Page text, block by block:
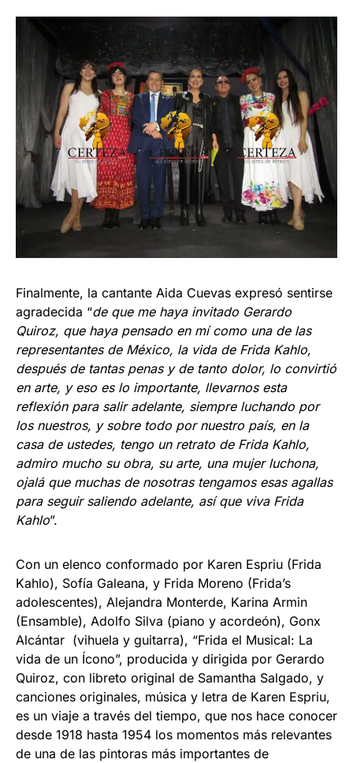
Finalmente, la cantante Aida Cuevas expresó sentirse
agradecida “de que me haya invitado Gerardo
Quiroz, que haya pensado en mí como una de las
representantes de México, la vida de Frida Kahlo,
después de tantas penas y de tanto dolor, lo convirtió
en arte, y eso es lo importante, llevarnos esta
reflexión para salir adelante, siempre luchando por
los nuestros, y sobre todo por nuestro país, en la
casa de ustedes, tengo un retrato de Frida Kahlo,
admiro mucho su obra, su arte, una mujer luchona,
ojalá que muchas de nosotras tengamos esas agallas
para seguir saliendo adelante, así que viva Frida
Kahlo”.
Con un elenco conformado por Karen Espriu (Frida
Kahlo), Sofía Galeana, y Frida Moreno (Frida’s
adolescentes), Alejandra Monterde, Karina Armin
(Ensamble), Adolfo Silva (piano y acordeón), Gonx
Alcántar (vihuela y guitarra), “Frida el Musical: La
vida de un Ícono”, producida y dirigida por Gerardo
Quiroz, con libreto original de Samantha Salgado, y
canciones originales, música y letra de Karen Espriu,
es un viaje a través del tiempo, que nos hace conocer
desde 1918 hasta 1954 los momentos más relevantes
de una de las pintoras más importantes de